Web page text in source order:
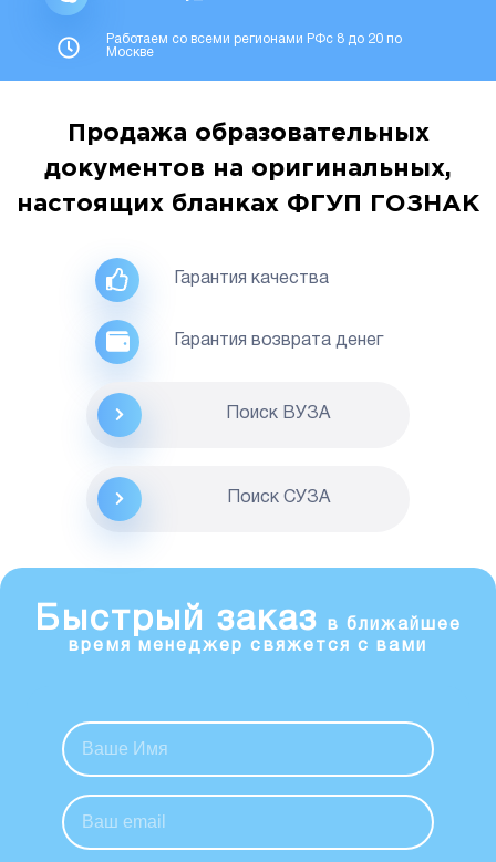
Работаем со всеми регионами РФс 8 до 20 по
Москве
Продажа образовательных
документов на оригинальных,
настоящих бланках ФГУП ГОЗНАК
Гарантия качества
Гарантия возврата денег
Поиск ВУЗА
Поиск CУЗА
Быстрый заказ
в ближайшее
время менеджер свяжется с вами